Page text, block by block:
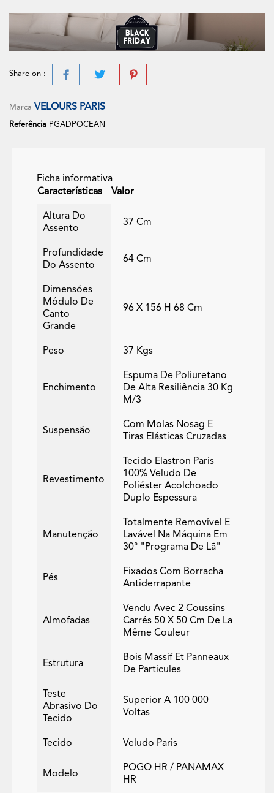
Share on :
Marca VELOURS PARIS
Referência PGADPOCEAN
Ficha informativa
Características
Valor
Altura Do
Assento
37 Cm
Profundidade
Do Assento
64 Cm
Dimensões
Módulo De
Canto
Grande
96 X 156 H 68 Cm
Peso 37 Kgs
Enchimento
Espuma De Poliuretano
De Alta Resiliência 30 Kg
M/3
Suspensão
Com Molas Nosag E
Tiras Elásticas Cruzadas
Revestimento
Tecido Elastron Paris
100% Veludo De
Poliéster Acolchoado
Duplo Espessura
Manutenção
Totalmente Removível E
Lavável Na Máquina Em
30° "programa De Lã"
Pés
Fixados Com Borracha
Antiderrapante
Almofadas
Vendu Avec 2 Coussins
Carrés 50 X 50 Cm De La
Même Couleur
Estrutura
Bois Massif Et Panneaux
De Particules
Teste
Abrasivo Do
Tecido
Superior A 100 000
Voltas
Tecido Veludo Paris
Modelo
POGO HR / PANAMAX
HR